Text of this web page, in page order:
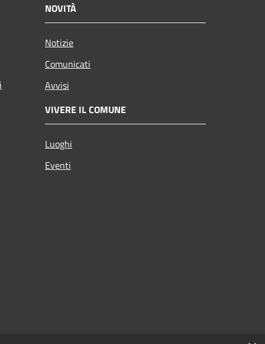
NOVITÀ
Notizie
Comunicati
Avvisi
VIVERE IL COMUNE
Luoghi
Eventi